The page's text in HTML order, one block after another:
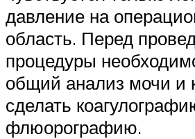
давление на
область. Перед
процедуры
общий анализ мочи и
сделать
флюорографию.